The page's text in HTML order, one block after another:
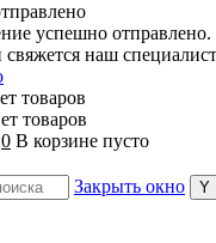
успешно
наш специалист
товаров
товаров
0 В корзине пусто
Закрыть окно